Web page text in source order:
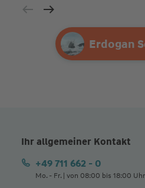
Ihre Agentur
Erdogan
Ihr allgemeiner Kontakt
+49 711 662 - 0
Mo. - Fr. | von 08:00 bis 18:00 Uhr